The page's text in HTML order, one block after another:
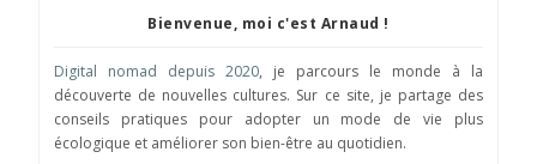
Bienvenue, moi c'est Arnaud !
Digital nomad depuis 2020, je parcours le monde à la
découverte de nouvelles cultures. Sur ce site, je partage des
conseils pratiques pour adopter un mode de vie plus
écologique et améliorer son bien-être au quotidien.